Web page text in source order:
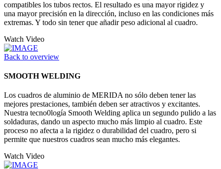
compatibles los tubos rectos. El resultado es una mayor rigidez y
una mayor precisión en la dirección, incluso en las condiciones más
extremas. Y todo sin tener que añadir peso adicional al cuadro.
Watch Video
Back to overview
SMOOTH WELDING
Los cuadros de aluminio de MERIDA no sólo deben tener las
mejores prestaciones, también deben ser atractivos y excitantes.
Nuestra tecno0logía Smooth Welding aplica un segundo pulido a las
soldaduras, dando un aspecto mucho más limpio al cuadro. Este
proceso no afecta a la rigidez o durabilidad del cuadro, pero si
permite que nuestros cuadros sean mucho más elegantes.
Watch Video